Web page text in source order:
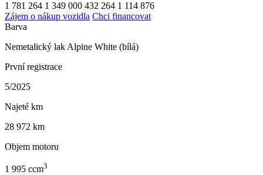
1 781 264 1 349 000 432 264 1 114 876
Zájem o nákup vozidla Chci financovat
Barva
Nemetalický lak Alpine White (bílá)
První registrace
5/2025
Najeté km
28 972 km
Objem motoru
1 995 ccm3